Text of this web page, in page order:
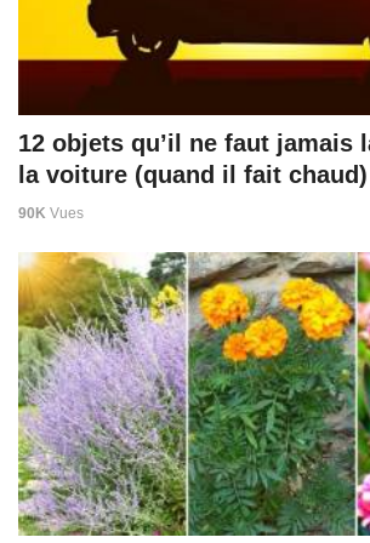
12 objets qu’il ne faut jamais
la voiture (quand il fait chaud)
90K Vues